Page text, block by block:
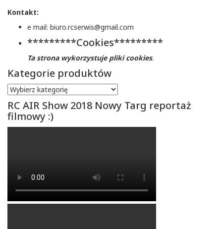
Kontakt:
e mail: biuro.rcserwis@gmail.com
*********Cookies*********
Ta strona wykorzystuje pliki cookies.
Kategorie produktów
RC AIR Show 2018 Nowy Targ reportaż
filmowy :)